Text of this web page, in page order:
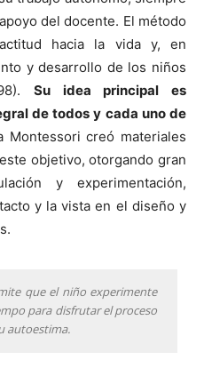
del docente. El método
hacia la vida y, en
y desarrollo de los niños
Su idea principal es
de todos y cada uno de
Montessori creó materiales
objetivo, otorgando gran
y experimentación,
y la vista en el diseño y
que el niño experimente
para disfrutar el proceso
autoestima.